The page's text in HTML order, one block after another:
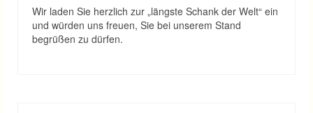
Wir laden Sie herzlich zur „längste Schank der Welt“ ein
und würden uns freuen, Sie bei unserem Stand
begrüßen zu dürfen.